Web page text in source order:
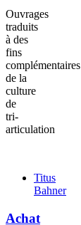
Ouvrages
traduits
à des
fins
complémentaires
de la
culture
de
tri-
articulation
Titus
Bahner
Achat